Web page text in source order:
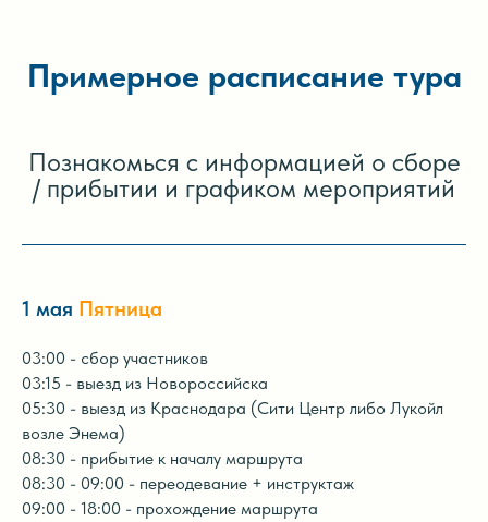
Примерное расписание тура
Познакомься с информацией о сборе
/ прибытии и графиком мероприятий
1 мая Пятница
03:00 - сбор участников
03:15 - выезд из Новороссийска
05:30 - выезд из Краснодара (Сити Центр либо Лукойл
возле Энема)
08:30 - прибытие к началу маршрута
08:30 - 09:00 - переодевание + инструктаж
09:00 - 18:00 - прохождение маршрута